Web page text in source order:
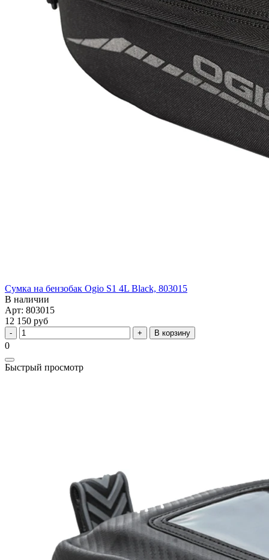
Сумка на бензобак Ogio S1 4L Black, 803015
В наличии
Арт: 803015
12 150 руб
В корзину
0
Быстрый просмотр